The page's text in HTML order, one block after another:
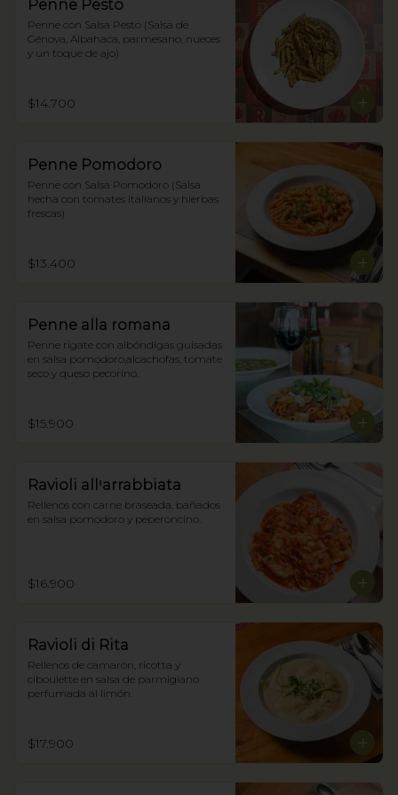
Penne Pesto
Penne con Salsa Pesto (Salsa de
Génova, Albahaca, parmesano, nueces
y un toque de ajo)
$14.700
Penne Pomodoro
Penne con Salsa Pomodoro (Salsa
hecha con tomates italianos y hierbas
frescas)
$13.400
Penne alla romana
Penne rigate con albóndigas guisadas
en salsa pomodoro,alcachofas, tomate
seco y queso pecorino.
$15.900
Ravioli allꞌarrabbiata
Rellenos con carne braseada, bañados
en salsa pomodoro y peperoncino.
$16.900
Ravioli di Rita
Rellenos de camarón, ricotta y
ciboulette en salsa de parmigiano
perfumada al limón.
$17.900